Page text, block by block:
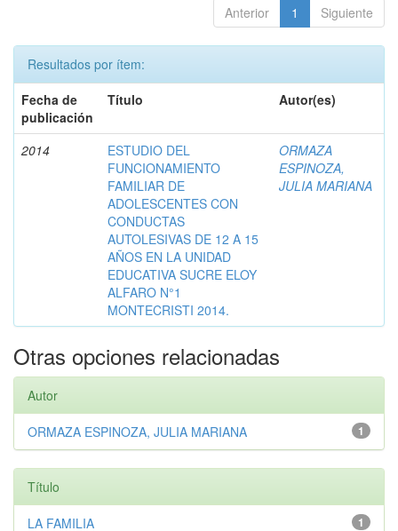
Anterior 1 Siguiente
Resultados por ítem:
Fecha de
publicación
Título Autor(es)
2014
ESTUDIO DEL
FUNCIONAMIENTO
FAMILIAR DE
ADOLESCENTES CON
CONDUCTAS
AUTOLESIVAS DE 12 A 15
AÑOS EN LA UNIDAD
EDUCATIVA SUCRE ELOY
ALFARO N°1
MONTECRISTI 2014.
ORMAZA
ESPINOZA,
JULIA MARIANA
Otras opciones relacionadas
Autor
1
ORMAZA ESPINOZA, JULIA MARIANA
Título
1
LA FAMILIA